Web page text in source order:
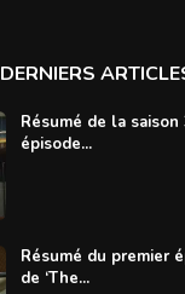
DERNIERS
Résumé de la
épisode...
Résumé du premier
de ‘The...